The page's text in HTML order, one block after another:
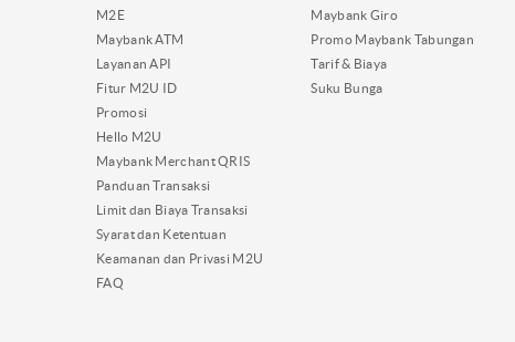
M2E
Maybank ATM
Layanan API
Fitur M2U ID
Promosi
Hello M2U
Maybank Merchant QRIS
Panduan Transaksi
Limit dan Biaya Transaksi
Syarat dan Ketentuan
Keamanan dan Privasi M2U
FAQ
Maybank Giro
Promo Maybank Tabungan
Tarif & Biaya
Suku Bunga